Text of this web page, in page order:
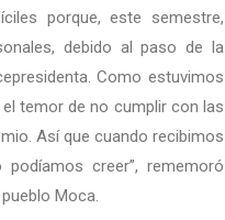
porque, este semestre,
debido al paso de la
Como estuvimos
temor de no cumplir con las
Así que cuando recibimos
creer”, rememoró
Moca.